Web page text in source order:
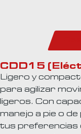
CDD15
Ligero y
para agilizar
ligeros. Con
manejo a pie o
tus preferencias